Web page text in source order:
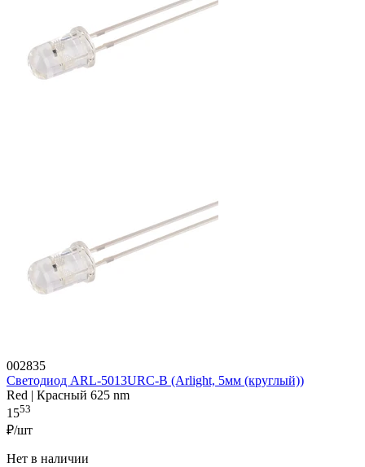
002835
Светодиод ARL-5013URC-B (Arlight, 5мм (круглый))
Red | Красный 625 nm
1553
₽/шт
Нет в наличии